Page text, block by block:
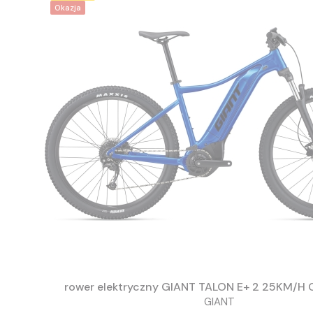
Okazja
rower elektryczny GIANT TALON E+ 2 25KM/H
GIANT
Poznaj nowy wymiar jazdy – w